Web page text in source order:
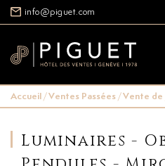
info@piguet.com
Accueil/Ventes Passées/Vente de
Luminaires -